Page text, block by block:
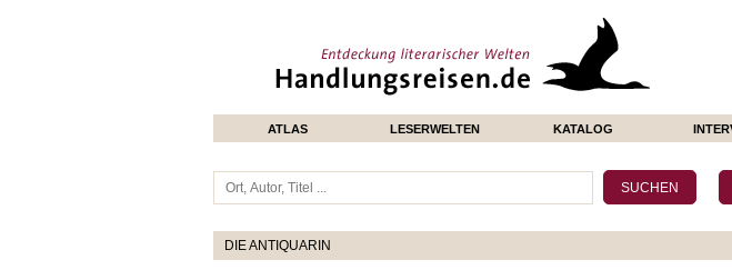
ATLAS LESERWELTEN KATALOG
DIE ANTIQUARIN